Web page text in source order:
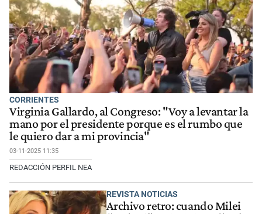
CORRIENTES
Virginia Gallardo, al Congreso: "Voy a levantar la
mano por el presidente porque es el rumbo que
le quiero dar a mi provincia"
03-11-2025 11:35
REDACCIÓN PERFIL NEA
REVISTA NOTICIAS
Archivo retro: cuando Milei